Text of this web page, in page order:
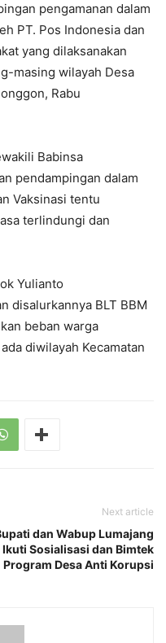
pengamanan dalam
PT. Pos Indonesia dan
yang dilaksanakan
masing wilayah Desa
Rabu
Babinsa
pendampingan dalam
Vaksinasi tentu
terlindungi dan
Yulianto
disalurkannya BLT BBM
beban warga
diwilayah Kecamatan
Next article
dan Wabup Lumajang
Ikuti Sosialisasi dan Bimtek
Program Desa Anti Korupsi